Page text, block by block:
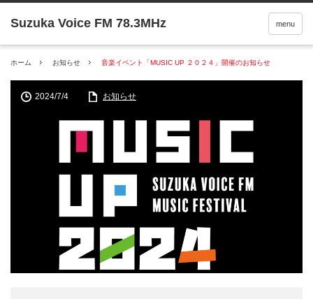
menu
ホーム お知らせ 音楽イベント「MUSIC UP ２０２４」開催のお知らせ
2024/7/4 お知らせ